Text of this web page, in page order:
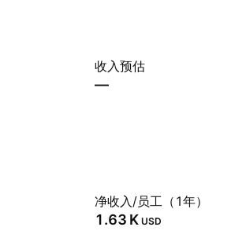
收入预估
—
净收入/员工（1年）
‪1.63 K‬ USD